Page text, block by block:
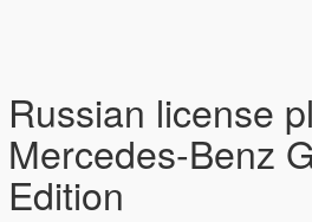
Russian license
Mercedes-Benz
Edition